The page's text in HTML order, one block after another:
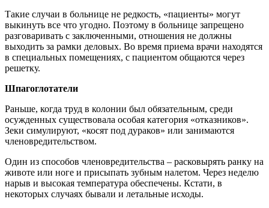
Такие случаи в больнице не редкость, «пациенты» могут
выкинуть все что угодно. Поэтому в больнице запрещено
разговаривать с заключенными, отношения не должны
выходить за рамки деловых. Во время приема врачи находятся
в специальных помещениях, с пациентом общаются через
решетку.
Шпагоглотатели
Раньше, когда труд в колонии был обязательным, среди
осужденных существовала особая категория «отказников».
Зеки симулируют, «косят под дураков» или занимаются
членовредительством.
Один из способов членовредительства – расковырять ранку на
животе или ноге и присыпать зубным налетом. Через неделю
нарыв и высокая температура обеспечены. Кстати, в
некоторых случаях бывали и летальные исходы.